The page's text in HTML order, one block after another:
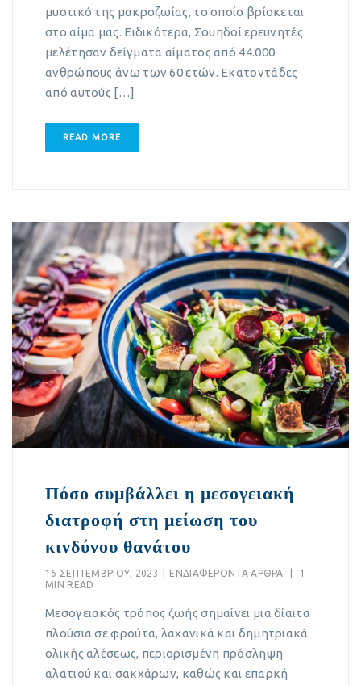
μυστικό της μακροζωίας, το οποίο βρίσκεται
στο αίμα μας. Ειδικότερα, Σουηδοί ερευνητές
μελέτησαν δείγματα αίματος από 44.000
ανθρώπους άνω των 60 ετών. Εκατοντάδες
από αυτούς […]
READ MORE
Πόσο συμβάλλει η μεσογειακή
διατροφή στη μείωση του
κινδύνου θανάτου
16 ΣΕΠΤΕΜΒΡΊΟΥ, 2023 EΝΔΙΑΦΈΡΟΝΤΑ ΆΡΘΡΑ
1
MIN READ
Μεσογειακός τρόπος ζωής σημαίνει μια δίαιτα
πλούσια σε φρούτα, λαχανικά και δημητριακά
ολικής αλέσεως, περιορισμένη πρόσληψη
αλατιού και σακχάρων, καθώς και επαρκή